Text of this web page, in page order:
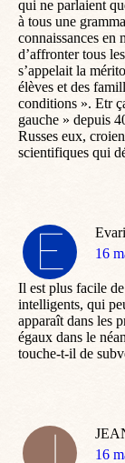
qui ne parlaient
à tous une
connaissances en
d’affronter tous
s’appelait la
élèves et des
conditions ». Etr
gauche » depuis
Russes eux,
scientifiques qui
dit
16
Il est plus facile
intelligents, qui
apparaît dans les
égaux dans le
touche-t-il de
dit
16